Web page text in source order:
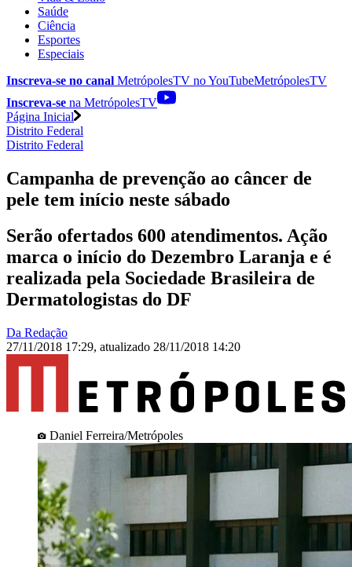
Saúde
Ciência
Esportes
Especiais
Inscreva-se no canal MetrópolesTV noYouTubeMetrópolesTV
Inscreva-se na MetrópolesTV
Página Inicial
Distrito Federal
Distrito Federal
Campanha de prevenção ao câncer de
pele tem início neste sábado
Serão ofertados 600 atendimentos. Ação
marca o início do Dezembro Laranja e é
realizada pela Sociedade Brasileira de
Dermatologistas do DF
Da Redação
27/11/2018 17:29, atualizado 28/11/2018 14:20
Daniel Ferreira/Metrópoles